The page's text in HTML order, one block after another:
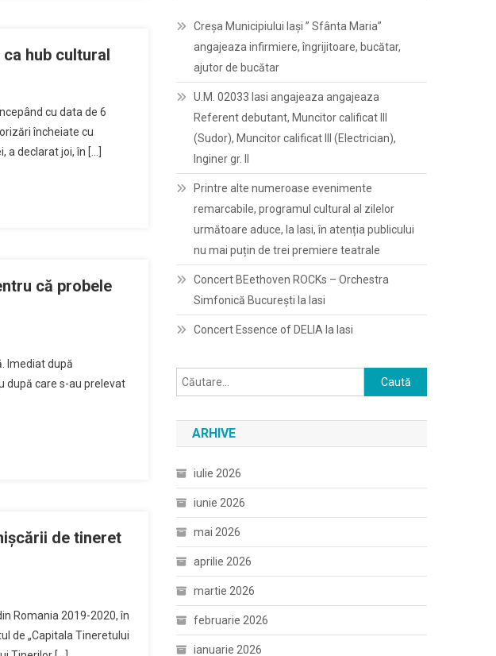
hub cultural
cu data de 6
încheiate cu
declarat joi, în […]
că probele
Imediat după
după care s-au prelevat
de tineret
Romania 2019-2020, în
de „Capitala Tineretului
Creșa Municipiului Iași ” Sfânta Maria”
angajeaza infirmiere, îngrijitoare, bucătar,
ajutor de bucătar
U.M. 02033 Iasi angajeaza angajeaza
Referent debutant, Muncitor calificat III
(Sudor), Muncitor calificat III (Electrician),
Inginer gr. II
Printre alte numeroase evenimente
remarcabile, programul cultural al zilelor
următoare aduce, la Iasi, în atenția publicului
nu mai puțin de trei premiere teatrale
Concert BEethoven ROCKs – Orchestra
Simfonică București la Iasi
Concert Essence of DELIA la Iasi
Caută
după:
ARHIVE
iulie 2026
iunie 2026
mai 2026
aprilie 2026
martie 2026
februarie 2026
ianuarie 2026